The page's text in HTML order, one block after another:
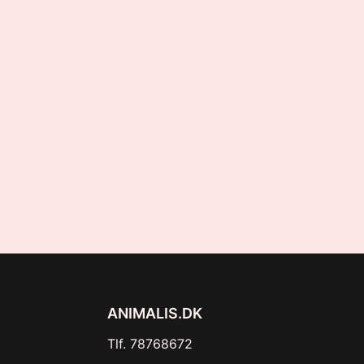
ANIMALIS.DK
Tlf. 78768672